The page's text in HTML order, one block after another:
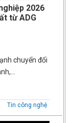
2026
từ ADG
chuyển đổi
Tin công nghệ